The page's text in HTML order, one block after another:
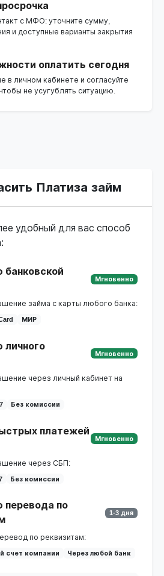
с МФО: уточните сумму,
и доступные варианты закрытия
оплатить сегодня
в личном кабинете и согласуйте
не усугублять ситуацию.
Платиза займ
удобный для вас способ
Мгновенно
займа с карты любого банка:
МИР
Мгновенно
через личный кабинет на
Без комиссии
платежей
Мгновенно
через СБП:
Без комиссии
по
1-3 дня
по реквизитам:
счет компании Через любой банк